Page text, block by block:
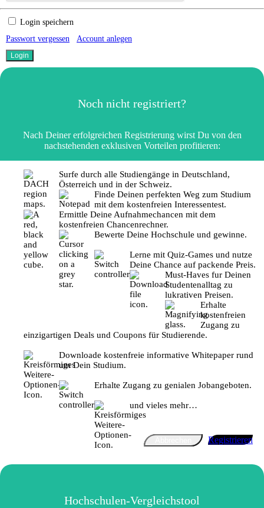
Login speichern
Passwort vergessen
Account anlegen
Noch nicht registriert?
Nach Deiner erfolgreichen Registrierung wirst Du von den
nachstehenden exklusiven Vorteilen profitieren:
Surfe durch alle Studiengänge in Deutschland,
Österreich und in der Schweiz.
Finde Deinen perfekten Weg zum Studium
mit dem kostenfreien Interessentest.
Ermittle Deine Aufnahmechancen mit dem
kostenfreien Chancenrechner.
Bewerte Deine Hochschule und gewinne.
Lerne mit Quiz-Games und nutze
Deine Chance auf packende Preis.
Must-Haves fur Deinen
Studentenalltag zu
lukrativen Preisen.
Erhalte
kostenfreien
Zugang zu
einzigartigen Deals und Coupons für Studierende.
Downloade kostenfreie informative Whitepaper rund
um Dein Studium.
Erhalte Zugang zu genialen Jobangeboten.
und vieles mehr…
Registrieren
Hochschulen-Vergleichstool